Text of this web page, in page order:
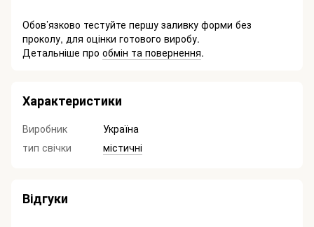
Обов’язково тестуйте першу заливку форми без
проколу, для оцінки готового виробу.
Детальніше про обмін та повернення.
Характеристики
Виробник
Україна
тип свічки
містичні
Відгуки